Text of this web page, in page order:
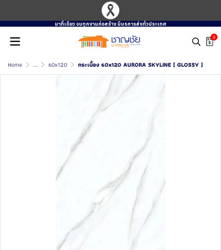
มาที่เดียว จบทุกงานก่อสร้าง มีบรการส่งทั่วประเทศ
0
Home ... 60x120 กระเบื้อง 60x120 AURORA SKYLINE ( GLOSSY )